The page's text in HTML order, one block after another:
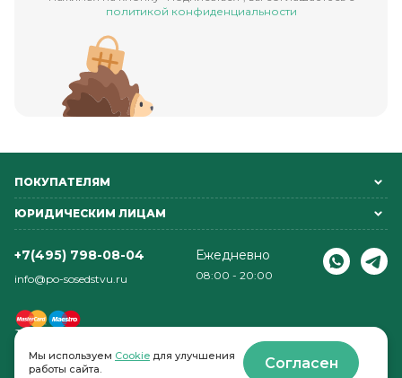
политикой конфиденциальности
ПОКУПАТЕЛЯМ
ЮРИДИЧЕСКИМ ЛИЦАМ
+7(495) 798-08-04
info@po-sosedstvu.ru
Ежедневно
08:00 - 20:00
Мы используем Cookie для улучшения
работы сайта.
Согласен